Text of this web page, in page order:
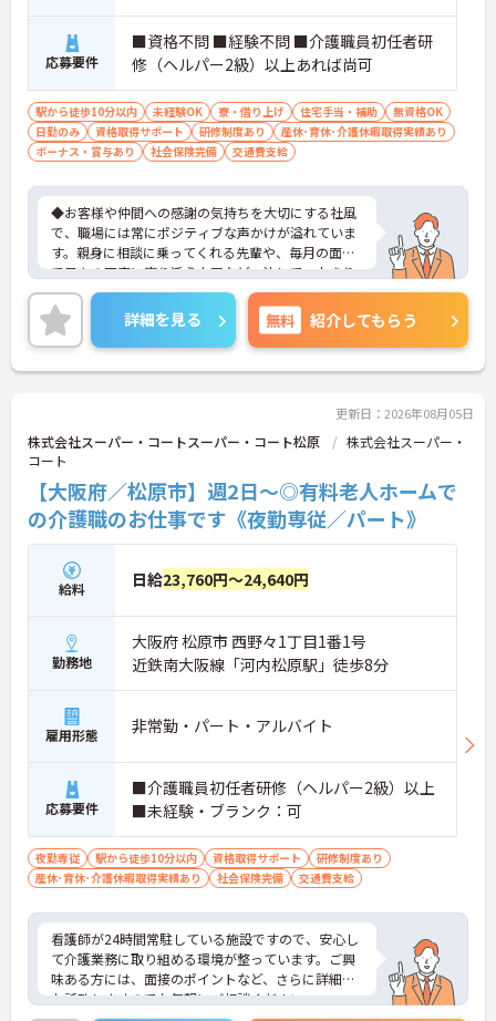
応募要件
■資格不問 ■経験不問 ■介護職員初任者研
修（ヘルパー2級）以上あれば尚可
駅から徒歩10分以内 未経験OK 寮・借り上げ 住宅手当・補助
無資格OK
日勤のみ
資格取得サポート 研修制度あり
産休･育休･介護休暇取得実績あり
ボーナス・賞与あり
社会保険完備 交通費支給
◆お客様や仲間への感謝の気持ちを大切にする社風
で、職場には常にポジティブな声かけが溢れていま
す。親身に相談に乗ってくれる先輩や、毎月の面談
で日々の不安に寄り添う上司など、決して一人きり
にさせないフォロー体制が万全。心理的安全性が高
く、中途入社でも自然と馴染める職場です。
◆無資格からでもプロフェッショナルを目指せる
「資格取得支援制度」を完備しています。初任者研
修から国家資格である介護福祉士まで、現場での実
◆法人独自の介護技術認定制度「ケアマイスター」
により、身につけたスキルを5段階でしっかり評価
し手当で還元。さらに「目標管理シート」を用いた
月1回の上司との面談があり、一人ひとりの不安や
目標に寄り添う手厚いフォロー体制が整っていま
す。
詳細を見る 無料 紹介してもらう
更新日：2026年08月05日
株式会社スーパー・コートスーパー・コート松原
株式会社スーパー・
コート
【大阪府／松原市】週2日～◎有料老人ホームで
の介護職のお仕事です《夜勤専従／パート》
給料 日給23,760円～24,640円
勤務地
大阪府 松原市 西野々1丁目1番1号
近鉄南大阪線「河内松原駅」徒歩8分
雇用形態 非常勤・パート・アルバイト
応募要件
■介護職員初任者研修（ヘルパー2級）以上
■未経験・ブランク：可
夜勤専従 駅から徒歩10分以内 資格取得サポート
研修制度あり
産休･育休･介護休暇取得実績あり
社会保険完備 交通費支給
看護師が24時間常駐している施設ですので、安心し
て介護業務に取り組める環境が整っています。ご興
味ある方には、面接のポイントなど、さらに詳細を
お話致しますのでお気軽にご相談ください。